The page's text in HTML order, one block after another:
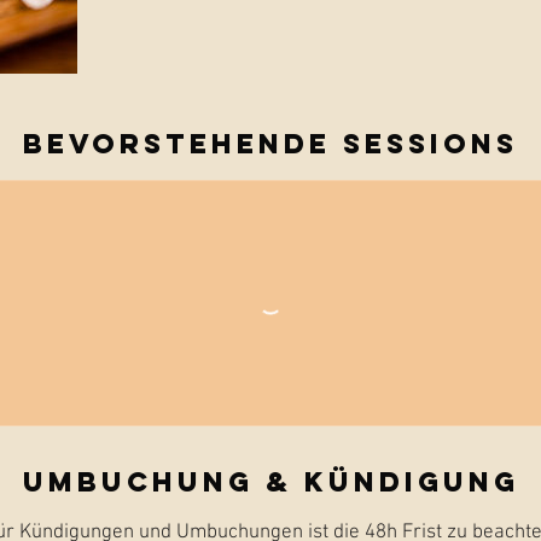
Bevorstehende Sessions
Umbuchung & Kündigung
Kündigungen und Umbuchungen ist die 48h Frist zu